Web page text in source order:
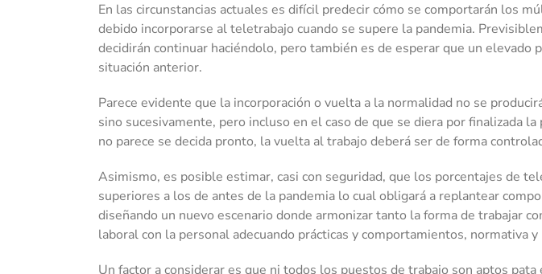
En las circunstancias actuales es difícil predecir cómo se comportarán los
debido incorporarse al teletrabajo cuando se supere la pandemia.
decidirán continuar haciéndolo, pero también es de esperar que un elevado
situación anterior.
Parece evidente que la incorporación o vuelta a la normalidad no se
sino sucesivamente, pero incluso en el caso de que se diera por finalizada
no parece se decida pronto, la vuelta al trabajo deberá ser de forma
Asimismo, es posible estimar, casi con seguridad, que los porcentajes de
superiores a los de antes de la pandemia lo cual obligará a replantear
diseñando un nuevo escenario donde armonizar tanto la forma de trabajar
laboral con la personal adecuando prácticas y comportamientos, normativa
Un factor a considerar es que ni todos los puestos de trabajo son aptos